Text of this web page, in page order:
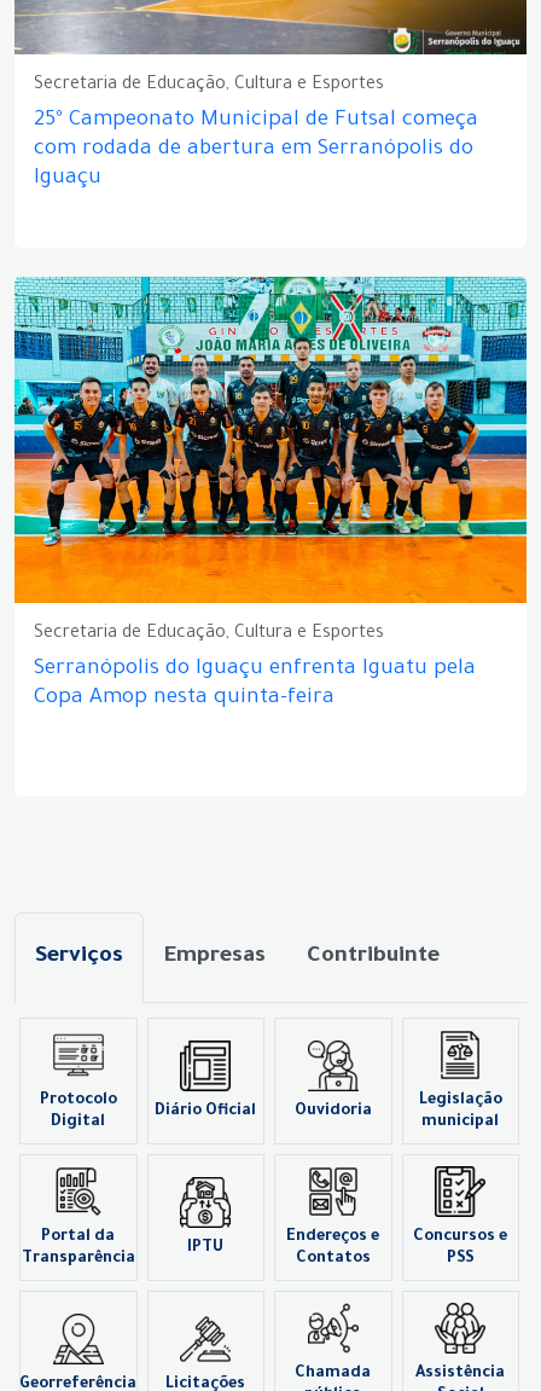
Secretaria de Educação, Cultura e Esportes
25º Campeonato Municipal de Futsal começa
com rodada de abertura em Serranópolis do
Iguaçu
Secretaria de Educação, Cultura e Esportes
Serranópolis do Iguaçu enfrenta Iguatu pela
Copa Amop nesta quinta-feira
Serviços Empresas Contribuinte
Protocolo
Digital
Diário Oficial Ouvidoria
Legislação
municipal
Portal da
Transparência
IPTU
Endereços e
Contatos
Concursos e
PSS
Georreferência Licitações
Chamada
Assistência